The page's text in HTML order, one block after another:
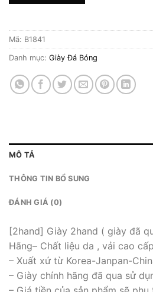
Mã: B1841
Danh mục: Giày Đá Bóng
MÔ TẢ
THÔNG TIN BỔ SUNG
ĐÁNH GIÁ (0)
[2hand] Giày 2hand ( giày đã
Hãng– Chất liệu da , vải cao
– Xuất xứ từ Korea-Janpan-
– Giày chính hãng đã qua sử